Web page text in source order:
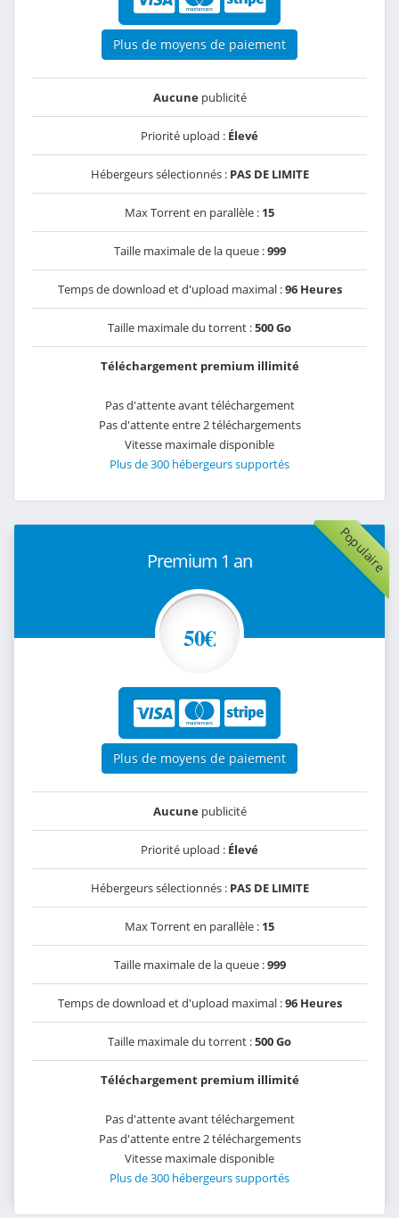
Plus de moyens de paiement
Aucunepublicité
Priorité upload : Élevé
Hébergeurs sélectionnés : PAS DE LIMITE
Max Torrent en parallèle : 15
Taille maximale de la queue :999
Temps de download et d'upload maximal :96 Heures
Taille maximale du torrent :500 Go
Téléchargement premium illimité
Pas d'attente avant téléchargement
Pas d'attente entre 2 téléchargements
Vitesse maximale disponible
Plus de 300 hébergeurs supportés
Populaire
Premium 1 an
50€
Plus de moyens de paiement
Aucunepublicité
Priorité upload : Élevé
Hébergeurs sélectionnés : PAS DE LIMITE
Max Torrent en parallèle : 15
Taille maximale de la queue :999
Temps de download et d'upload maximal :96 Heures
Taille maximale du torrent :500 Go
Téléchargement premium illimité
Pas d'attente avant téléchargement
Pas d'attente entre 2 téléchargements
Vitesse maximale disponible
Plus de 300 hébergeurs supportés